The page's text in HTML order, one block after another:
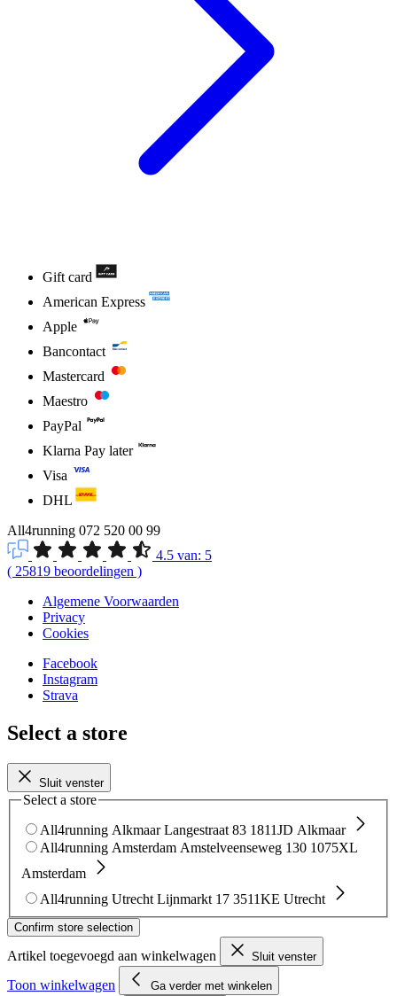
Gift card
American Express
Apple
Bancontact
Mastercard
Maestro
PayPal
Klarna Pay later
Visa
DHL
All4running 072 520 00 99
4.5 van: 5
( 25819 beoordelingen )
Algemene Voorwaarden
Privacy
Cookies
Facebook
Instagram
Strava
Select a store
Sluit venster
Select a store
All4running Alkmaar Langestraat 83 1811JD Alkmaar
All4running Amsterdam Amstelveenseweg 130 1075XL
Amsterdam
All4running Utrecht Lijnmarkt 17 3511KE Utrecht
Confirm store selection
Artikel toegevoegd aan winkelwagen Sluit venster
Toon winkelwagen Ga verder met winkelen